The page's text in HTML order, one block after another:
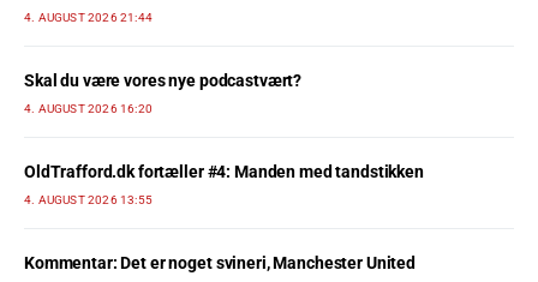
4. AUGUST 2026 21:44
Skal du være vores nye podcastvært?
4. AUGUST 2026 16:20
OldTrafford.dk fortæller #4: Manden med tandstikken
4. AUGUST 2026 13:55
Kommentar: Det er noget svineri, Manchester United